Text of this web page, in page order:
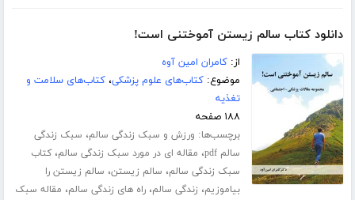
دانلود کتاب سالم زیستن آموختنی است!
از:کامران امین آوه
موضوع:کتاب‌های علوم پزشکی،کتاب‌های سلامت و
تغذیه
۱۸۸ صفحه
برچسب‌ها: ورزش‌ و سبک زندگی سالم، سبک زندگی
سالم pdf
، مقاله ای در مورد سبک زندگی سالم،کتاب
سبک زندگی سالم، سالم زیستن، سالم زیستن را
بیاموزیم، زندگی سالم،راه های زندگی سالم، مقاله سبک